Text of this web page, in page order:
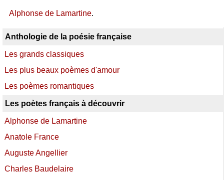
Alphonse de Lamartine.
Anthologie de la poésie française
Les grands classiques
Les plus beaux poèmes d'amour
Les poèmes romantiques
Les poètes français à découvrir
Alphonse de Lamartine
Anatole France
Auguste Angellier
Charles Baudelaire